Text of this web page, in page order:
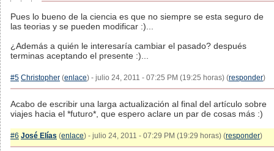
Pues lo bueno de la ciencia es que no siempre se esta seguro de
las teorias y se pueden modificar :)...
¿Además a quién le interesaría cambiar el pasado? después
terminas aceptando el presente :)...
#5 Christopher (enlace) - julio 24, 2011 - 07:25 PM (19:25 horas) (responder)
Acabo de escribir una larga actualización al final del artículo sobre
viajes hacia el *futuro*, que espero aclare un par de cosas más :)
#6 José Elías (enlace) - julio 24, 2011 - 07:29 PM (19:29 horas) (responder)